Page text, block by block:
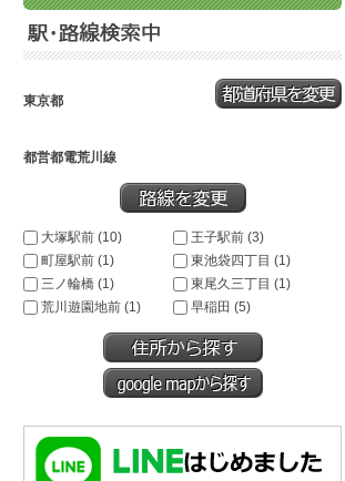
東京都
都営都電荒川線
大塚駅前 (10)
王子駅前 (3)
町屋駅前 (1)
東池袋四丁目 (1)
三ノ輪橋 (1)
東尾久三丁目 (1)
荒川遊園地前 (1)
早稲田 (5)